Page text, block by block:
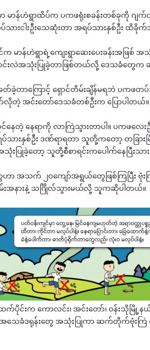
ာ မာန်ဟဲရွာထိပ်က ပကဖရုံးစခန်းတစ်ခုကို ဂ
သားငါးဦးသေဆုံးတာ အရပ်သားနှစ်ဦး ထိခို
ာန်ဟဲရွာရဲ့ကျေးရွာဆေးပေးခန်းအဖြစ် အသုံ
ောင်းလဲအသုံးပြုခဲ့တာဖြစ်တယ်လို့ ဒေသခံတွေ
ခဲ့တာကြောင့် ရှောင်တိမ်းချိန်မရဘဲ ပကဖတ
တဲ့ အင်းတော်ဒေသခံတစ်ဦးက ပြောပါတယ်။
တဲ့ နေရာကို လာကြဲသွားတာပါ။ ပကဖလေးဦ
ားနှစ်ဦး ဒဏ်ရာရတာ သူတို့ကတော့ တခြား
ပြုခဲ့တော့ သူတို့စီစာရင်းကပေါက်နေပြီးသား
အသက် ၂၀ကျော်အရွယ်တွေဖြစ်ကြပြီး ဗုံး
းအနားနဲ့ သင်္ဂြိုလ်သွားမယ်လို့ သူကဆိုပါတယ်။
ပိုင်းက ကောလင်း၊ အင်းတော်၊ ဝန်းသိုမြို့
သေခံဒရုန်းတွေ အသုံးပြုကာ ဆက်တိုက်ဗုံး